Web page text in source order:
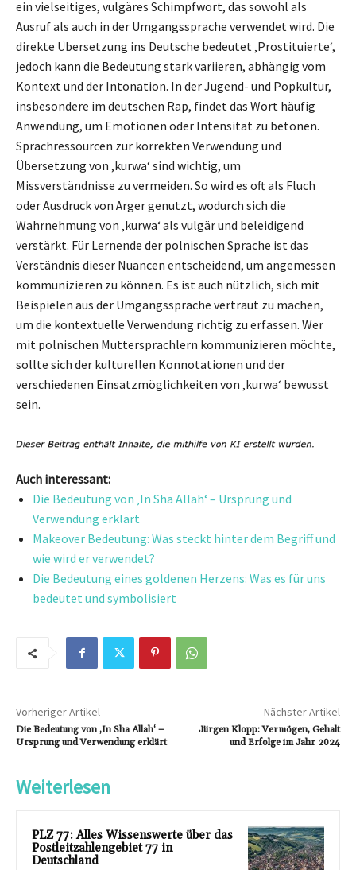
ein vielseitiges, vulgäres Schimpfwort, das sowohl als
Ausruf als auch in der Umgangssprache verwendet wird. Die
direkte Übersetzung ins Deutsche bedeutet ‚Prostituierte‘,
jedoch kann die Bedeutung stark variieren, abhängig vom
Kontext und der Intonation. In der Jugend- und Popkultur,
insbesondere im deutschen Rap, findet das Wort häufig
Anwendung, um Emotionen oder Intensität zu betonen.
Sprachressourcen zur korrekten Verwendung und
Übersetzung von ‚kurwa‘ sind wichtig, um
Missverständnisse zu vermeiden. So wird es oft als Fluch
oder Ausdruck von Ärger genutzt, wodurch sich die
Wahrnehmung von ‚kurwa‘ als vulgär und beleidigend
verstärkt. Für Lernende der polnischen Sprache ist das
Verständnis dieser Nuancen entscheidend, um angemessen
kommunizieren zu können. Es ist auch nützlich, sich mit
Beispielen aus der Umgangssprache vertraut zu machen,
um die kontextuelle Verwendung richtig zu erfassen. Wer
mit polnischen Muttersprachlern kommunizieren möchte,
sollte sich der kulturellen Konnotationen und der
verschiedenen Einsatzmöglichkeiten von ‚kurwa‘ bewusst
sein.
Auch interessant:
Die Bedeutung von ‚In Sha Allah‘ – Ursprung und
Verwendung erklärt
Makeover Bedeutung: Was steckt hinter dem Begriff und
wie wird er verwendet?
Die Bedeutung eines goldenen Herzens: Was es für uns
bedeutet und symbolisiert
Vorheriger Artikel
Die Bedeutung von ‚In Sha Allah‘ –
Ursprung und Verwendung erklärt
Nächster Artikel
Jürgen Klopp: Vermögen, Gehalt
und Erfolge im Jahr 2024
Weiterlesen
PLZ 77: Alles Wissenswerte über das
Postleitzahlengebiet 77 in
Deutschland